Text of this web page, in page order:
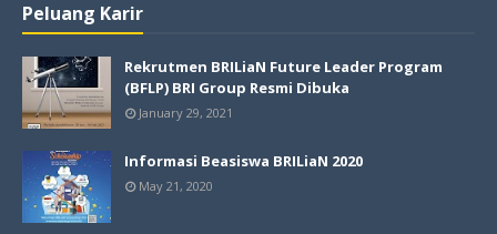
Peluang Karir
Rekrutmen BRILiaN Future Leader Program
(BFLP) BRI Group Resmi Dibuka
January 29, 2021
Informasi Beasiswa BRILiaN 2020
May 21, 2020